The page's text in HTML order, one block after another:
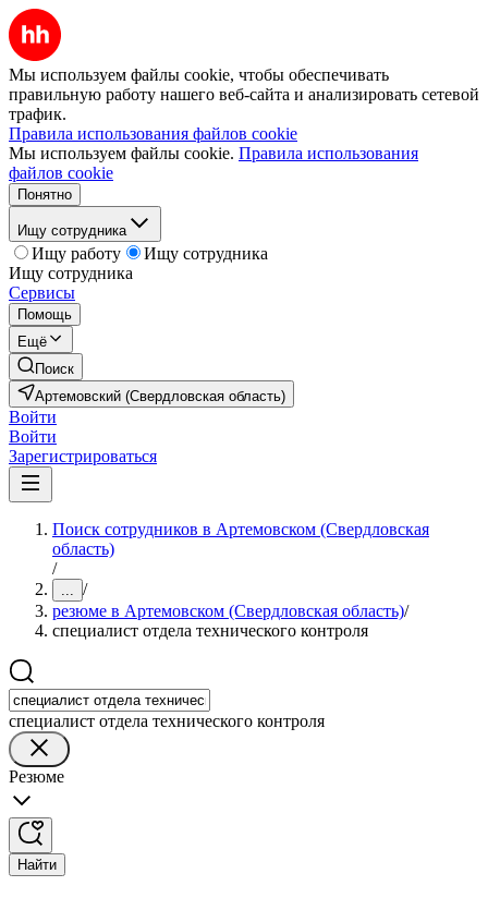
Мы используем файлы cookie, чтобы обеспечивать
правильную работу нашего веб-сайта и анализировать сетевой
трафик.
Правила использования файлов cookie
Мы используем файлы cookie. Правила использования
файлов cookie
Понятно
Ищу сотрудника
Ищу работу
Ищу сотрудника
Ищу сотрудника
Сервисы
Помощь
Ещё
Поиск
Артемовский (Свердловская область)
Войти
Войти
Зарегистрироваться
Поиск сотрудников в Артемовском (Свердловская
область)
/
... /
резюме в Артемовском (Свердловская область)/
специалист отдела технического контроля
специалист отдела технического контроля
Резюме
Найти